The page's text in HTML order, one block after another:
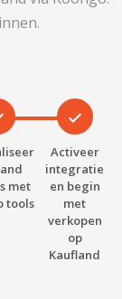
met
tools
Activeer
integratie
en begin
met
verkopen
op
Kaufland